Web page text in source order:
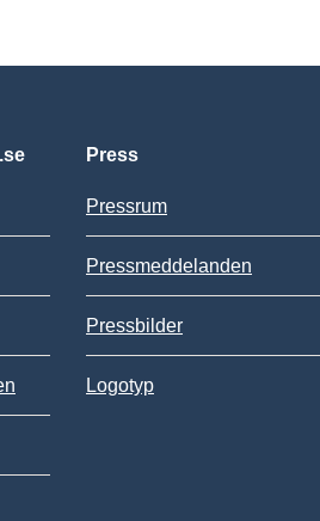
Press
Pressrum
Pressmeddelanden
Pressbilder
Logotyp